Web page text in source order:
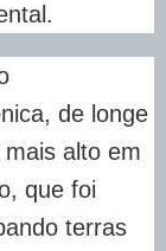
de longe
alto em
que foi
terras